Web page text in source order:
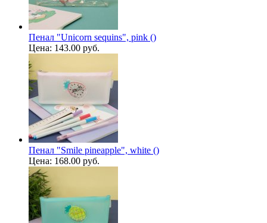
Пенал "Unicorn sequins", pink ()
Цена: 143.00 руб.
Пенал "Smile pineapple", white ()
Цена: 168.00 руб.